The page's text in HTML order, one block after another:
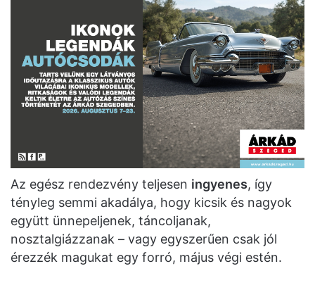
Az egész rendezvény teljesen ingyenes, így
tényleg semmi akadálya, hogy kicsik és nagyok
együtt ünnepeljenek, táncoljanak,
nosztalgiázzanak – vagy egyszerűen csak jól
érezzék magukat egy forró, május végi estén.